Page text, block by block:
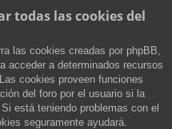
todas las cookies del
las cookies creadas por phpBB,
acceder a determinados recursos
cookies proveen funciones
del foro por el usuario si la
está teniendo problemas con el
seguramente ayudará.